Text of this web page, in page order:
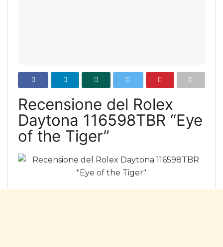
Recensione del Rolex
Daytona 116598TBR “Eye
of the Tiger”